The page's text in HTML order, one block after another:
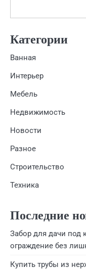
Категории
Ванная
Интерьер
Мебель
Недвижимость
Новости
Разное
Строительство
Техника
Последние
Забор для дачи под
ограждение без
Купить трубы из